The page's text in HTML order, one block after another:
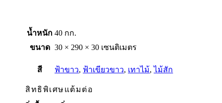
น้ำหนัก 40 กก.
ขนาด 30 × 290 × 30 เซนติเมตร
สี ฟ้าขาว, ฟ้าเขียวขาว, เทาไม้,ไม้สัก
สิทธิพิเศษแต้มต่อ